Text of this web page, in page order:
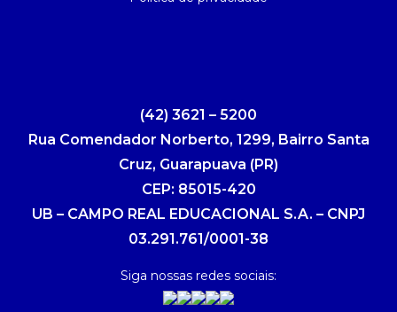
(42) 3621 – 5200
Rua Comendador Norberto, 1299, Bairro Santa
Cruz, Guarapuava (PR)
CEP: 85015-420
UB – CAMPO REAL EDUCACIONAL S.A. – CNPJ
03.291.761/0001-38
Siga nossas redes sociais: